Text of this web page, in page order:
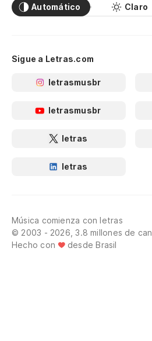
Automático Claro
Sigue a Letras.com
letrasmusbr
letrasmusbr
letras
letras
Música comienza con letras
© 2003 - 2026, 3.8 millones de
Hecho con
desde Brasil